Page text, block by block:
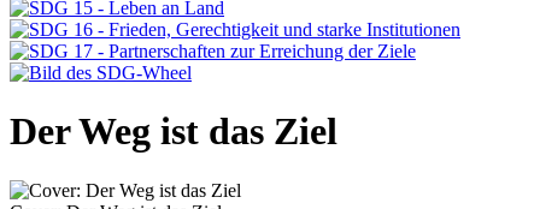
Der Weg ist das Ziel